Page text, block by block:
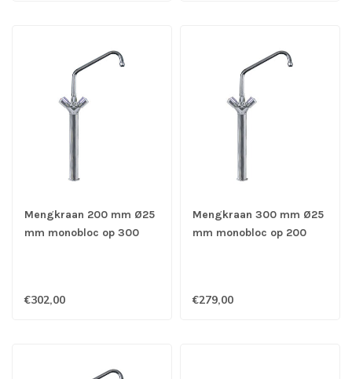
Mengkraan 200 mm Ø25
mm monobloc op 300
€302,00
Mengkraan 300 mm Ø25
mm monobloc op 200
€279,00